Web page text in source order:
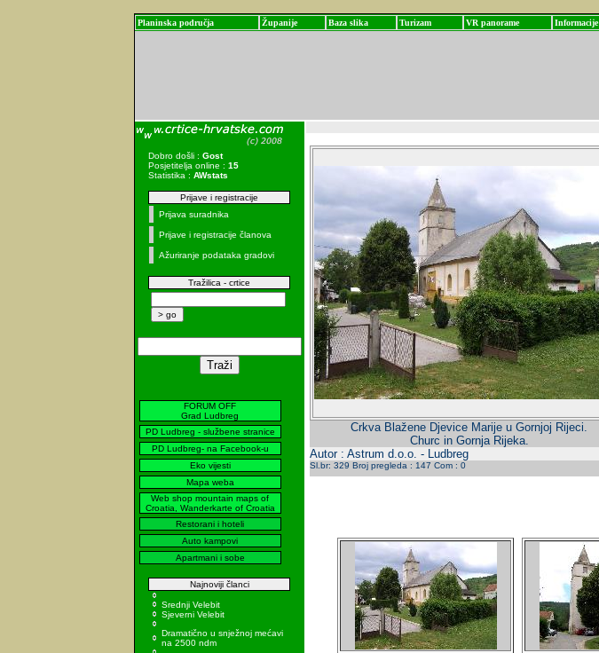
Planinska područja Županije Baza slika Turizam VR panorame Informacije
Dobro došli : Gost
Posjetitelja online : 15
Statistika : AWstats
Prijave i registracije
Prijava suradnika
Prijave i registracije članova
Ažuriranje podataka gradovi
Tražilica - crtice
FORUM OFF
Grad Ludbreg
PD Ludbreg - službene stranice
PD Ludbreg- na Facebook-u
Eko vijesti
Mapa weba
Web shop mountain maps of
Croatia, Wanderkarte of Croatia
Restorani i hoteli
Auto kampovi
Apartmani i sobe
Najnoviji članci
Srednji Velebit
Sjeverni Velebit
Dramatično u snježnoj mećavi
na 2500 ndm
Crkva Blažene Djevice Marije u Gornjoj Rijeci.
Churc in Gornja Rijeka.
Autor : Astrum d.o.o. - Ludbreg
Sl.br: 329 Broj pregleda : 147 Com : 0